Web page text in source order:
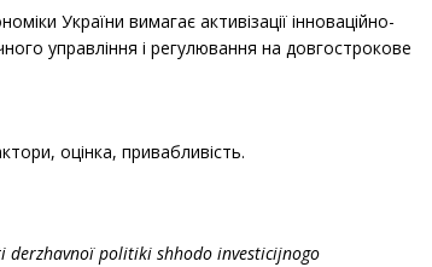
України вимагає активізації інноваційно-
управління і регулювання на довгострокове
оцінка, привабливість.
derzhavnoї polіtiki shhodo іnvesticіjnogo